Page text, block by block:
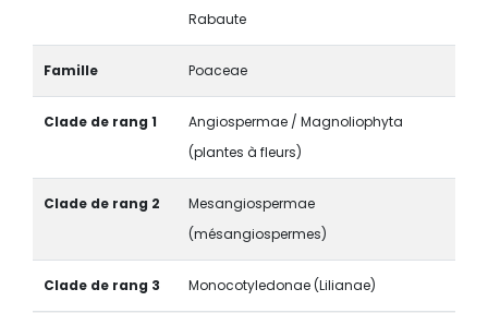
Rabaute
Famille Poaceae
Clade de rang 1
Angiospermae / Magnoliophyta
(plantes à fleurs)
Clade de rang 2
Mesangiospermae
(mésangiospermes)
Clade de rang 3 Monocotyledonae (Lilianae)